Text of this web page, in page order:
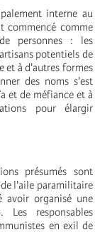
interne au
commencé comme
personnes : les
potentiels de
et à d'autres formes
des noms s'est
et de méfiance et à
pour élargir
présumés sont
l'aile paramilitaire
avoir organisé une
Les responsables
en exil de